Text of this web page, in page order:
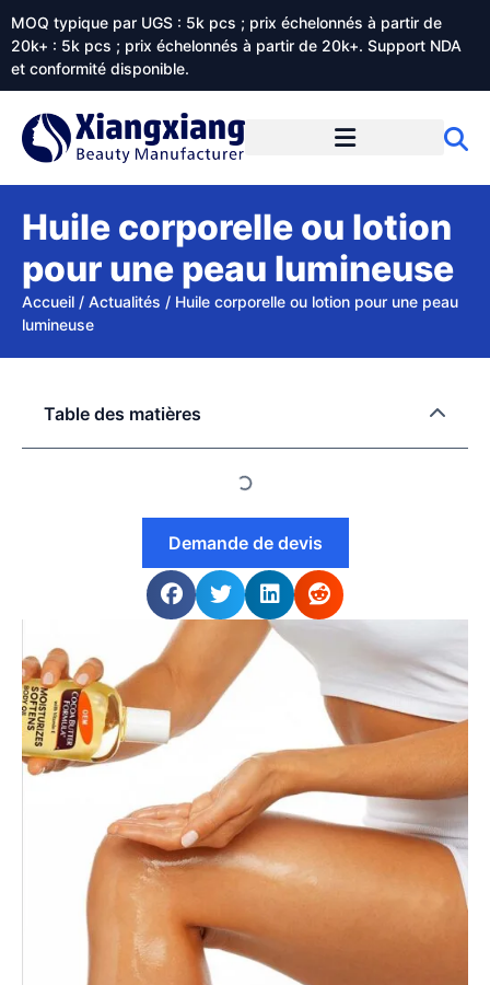
MOQ typique par UGS : 5k pcs ; prix échelonnés à partir de
20k+ : 5k pcs ; prix échelonnés à partir de 20k+. Support NDA
et conformité disponible.
Huile corporelle ou lotion
pour une peau lumineuse
Accueil / Actualités / Huile corporelle ou lotion pour une peau
lumineuse
Table des matières
Demande de devis